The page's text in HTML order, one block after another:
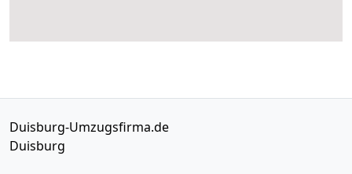
Duisburg-Umzugsfirma.de
Duisburg